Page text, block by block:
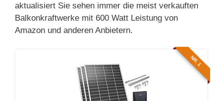
aktualisiert Sie sehen immer die meist verkauften
Balkonkraftwerke mit 600 Watt Leistung von
Amazon und anderen Anbietern.
NR. 1